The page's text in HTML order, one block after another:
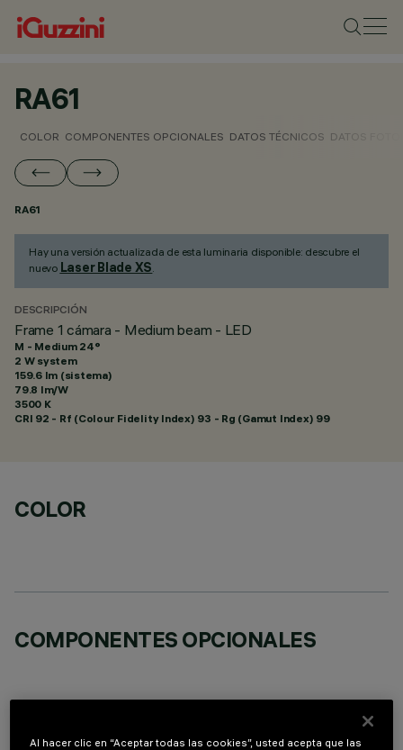
RA61
COLOR COMPONENTES OPCIONALES DATOS TÉCNICOS DATOS
RA61
Hay una versión actualizada de esta luminaria disponible: descubre el
nuevo Laser Blade XS.
DESCRIPCIÓN
Frame 1 cámara - Medium beam - LED
M - Medium 24°
2 W system
159.6 lm (sistema)
79.8 lm/W
3500 K
CRI 92 - Rf (Colour Fidelity Index) 93 - Rg (Gamut Index) 99
COLOR
COMPONENTES OPCIONALES
Al hacer clic en “Aceptar todas las cookies”, usted acepta que las